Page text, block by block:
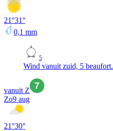
21°31°
0,1 mm
5
Wind vanuit zuid, 5 beaufort.
vanuit Z
Zo9 aug
21°30°